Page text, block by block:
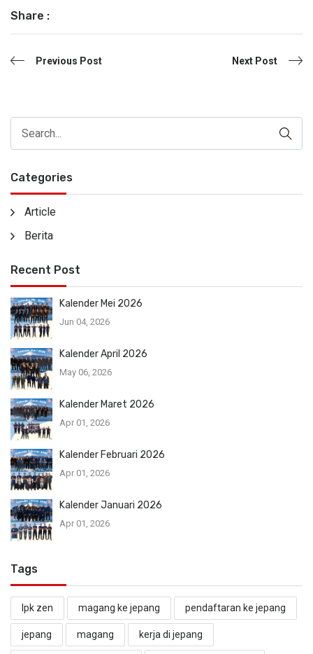
Share :
Previous Post Next Post
Categories
Article
Berita
Recent Post
Kalender Mei 2026
Jun 04, 2026
Kalender April 2026
May 06, 2026
Kalender Maret 2026
Apr 01, 2026
Kalender Februari 2026
Apr 01, 2026
Kalender Januari 2026
Apr 01, 2026
Tags
lpk zen magang ke jepang pendaftaran ke jepang
jepang magang kerja di jepang